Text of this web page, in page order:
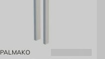
PALMAKO